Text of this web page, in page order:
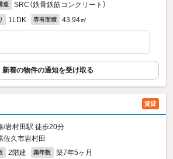
造 SRC（鉄骨鉄筋コンクリート）
1LDK 専有面積 43.94㎡
新着の物件の通知を受け取る
賃貸
/岩村田駅 徒歩20分
佐久市岩村田
2階建 築年数 築7年5ヶ月